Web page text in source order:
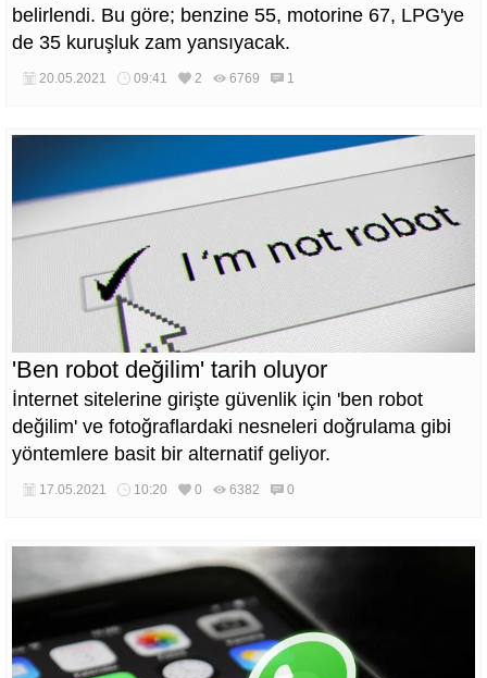
belirlendi. Bu göre; benzine 55, motorine 67, LPG'ye
de 35 kuruşluk zam yansıyacak.
20.05.2021 09:41 2 6769 1
'Ben robot değilim' tarih oluyor
İnternet sitelerine girişte güvenlik için 'ben robot
değilim' ve fotoğraflardaki nesneleri doğrulama gibi
yöntemlere basit bir alternatif geliyor.
17.05.2021 10:20 0 6382 0